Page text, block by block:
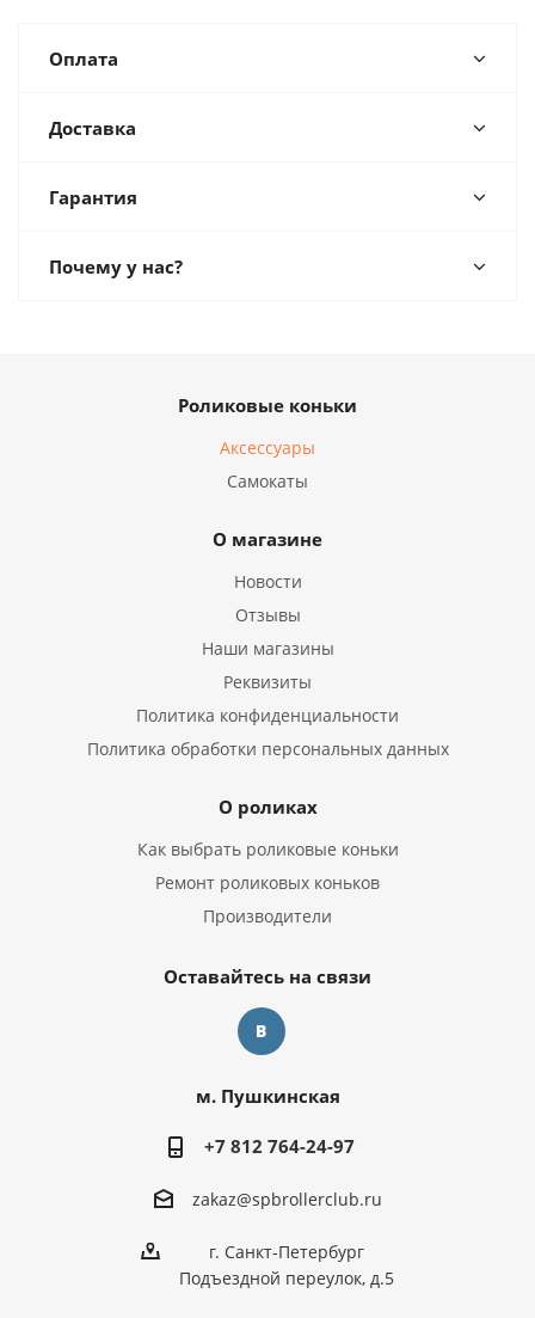
Оплата
Доставка
Гарантия
Почему у нас?
Роликовые коньки
Аксессуары
Самокаты
О магазине
Новости
Отзывы
Наши магазины
Реквизиты
Политика конфиденциальности
Политика обработки персональных данных
О роликах
Как выбрать роликовые коньки
Ремонт роликовых коньков
Производители
Оставайтесь на связи
м. Пушкинская
+7 812 764-24-97
zakaz@spbrollerclub.ru
г. Санкт-Петербург
Подъездной переулок, д.5